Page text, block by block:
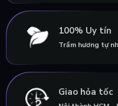
100% Uy tín
Trầm hương tự
Giao hỏa tốc